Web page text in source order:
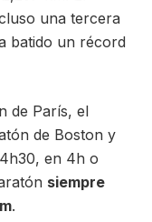
una tercera
batido un récord
de París, el
de Boston y
en 4h o
siempre
.